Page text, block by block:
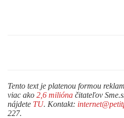
Tento text je platenou formou
viac ako 2,6 milióna čitateľov
nájdete TU. Kontakt:
227.